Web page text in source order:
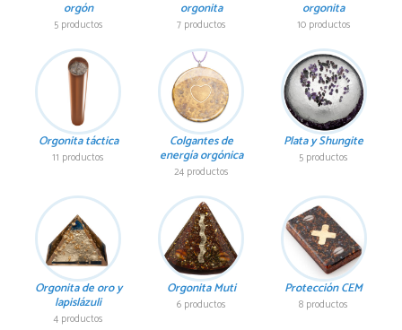
orgón
5 productos
orgonita
7 productos
orgonita
10 productos
Orgonita táctica
11 productos
Colgantes de
energía orgónica
24 productos
Plata y Shungite
5 productos
Orgonita de oro y
lapislázuli
4 productos
Orgonita Muti
6 productos
Protección CEM
8 productos